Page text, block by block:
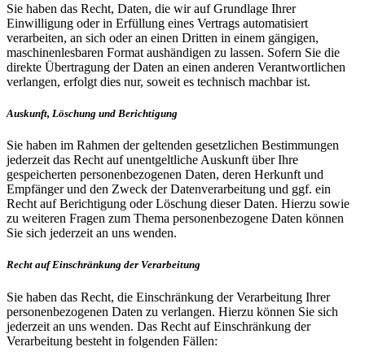
Sie haben das Recht, Daten, die wir auf Grundlage Ihrer
Einwilligung oder in Erfüllung eines Vertrags automatisiert
verarbeiten, an sich oder an einen Dritten in einem gängigen,
maschinenlesbaren Format aushändigen zu lassen. Sofern Sie die
direkte Übertragung der Daten an einen anderen Verantwortlichen
verlangen, erfolgt dies nur, soweit es technisch machbar ist.
Auskunft, Löschung und Berichtigung
Sie haben im Rahmen der geltenden gesetzlichen Bestimmungen
jederzeit das Recht auf unentgeltliche Auskunft über Ihre
gespeicherten personenbezogenen Daten, deren Herkunft und
Empfänger und den Zweck der Datenverarbeitung und ggf. ein
Recht auf Berichtigung oder Löschung dieser Daten. Hierzu sowie
zu weiteren Fragen zum Thema personenbezogene Daten können
Sie sich jederzeit an uns wenden.
Recht auf Einschränkung der Verarbeitung
Sie haben das Recht, die Einschränkung der Verarbeitung Ihrer
personenbezogenen Daten zu verlangen. Hierzu können Sie sich
jederzeit an uns wenden. Das Recht auf Einschränkung der
Verarbeitung besteht in folgenden Fällen: